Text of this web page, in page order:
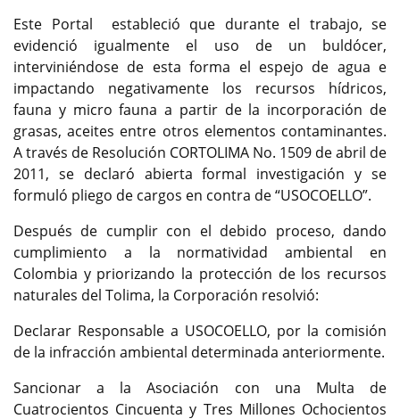
Este Portal estableció que durante el trabajo, se
evidenció igualmente el uso de un buldócer,
interviniéndose de esta forma el espejo de agua e
impactando negativamente los recursos hídricos,
fauna y micro fauna a partir de la incorporación de
grasas, aceites entre otros elementos contaminantes.
A través de Resolución CORTOLIMA No. 1509 de abril de
2011, se declaró abierta formal investigación y se
formuló pliego de cargos en contra de “USOCOELLO”.
Después de cumplir con el debido proceso, dando
cumplimiento a la normatividad ambiental en
Colombia y priorizando la protección de los recursos
naturales del Tolima, la Corporación resolvió:
Declarar Responsable a USOCOELLO, por la comisión
de la infracción ambiental determinada anteriormente.
Sancionar a la Asociación con una Multa de
Cuatrocientos Cincuenta y Tres Millones Ochocientos